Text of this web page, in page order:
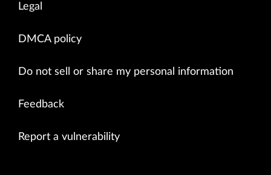
Legal
DMCA policy
Do not sell or share my personal information
Feedback
Report a vulnerability